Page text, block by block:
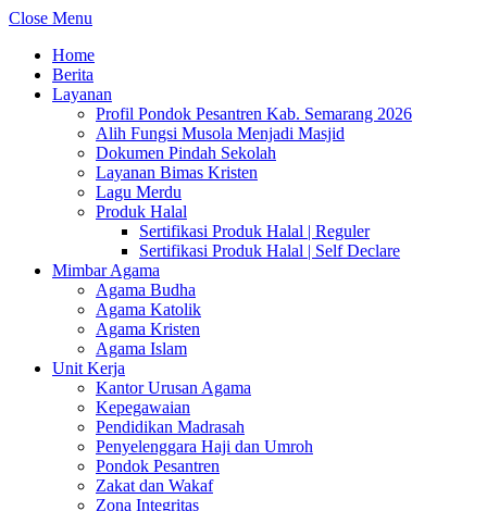
Close Menu
Home
Berita
Layanan
Profil Pondok Pesantren Kab. Semarang 2026
Alih Fungsi Musola Menjadi Masjid
Dokumen Pindah Sekolah
Layanan Bimas Kristen
Lagu Merdu
Produk Halal
Sertifikasi Produk Halal | Reguler
Sertifikasi Produk Halal | Self Declare
Mimbar Agama
Agama Budha
Agama Katolik
Agama Kristen
Agama Islam
Unit Kerja
Kantor Urusan Agama
Kepegawaian
Pendidikan Madrasah
Penyelenggara Haji dan Umroh
Pondok Pesantren
Zakat dan Wakaf
Zona Integritas